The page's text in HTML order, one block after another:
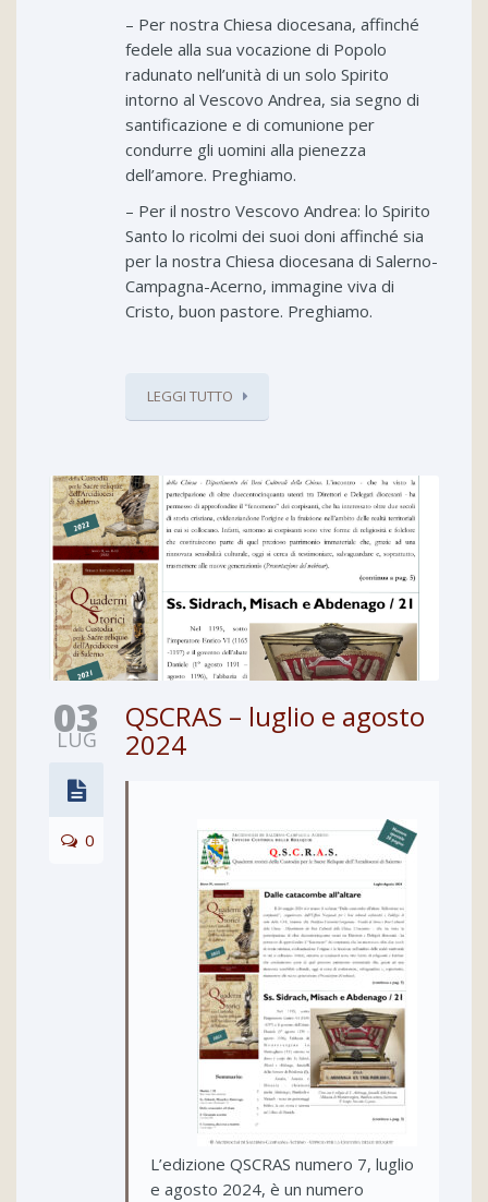
– Per nostra Chiesa diocesana, affinché
fedele alla sua vocazione di Popolo
radunato nell’unità di un solo Spirito
intorno al Vescovo Andrea, sia segno di
santificazione e di comunione per
condurre gli uomini alla pienezza
dell’amore. Preghiamo.
– Per il nostro Vescovo Andrea: lo Spirito
Santo lo ricolmi dei suoi doni affinché sia
per la nostra Chiesa diocesana di Salerno-
Campagna-Acerno, immagine viva di
Cristo, buon pastore. Preghiamo.
LEGGI TUTTO
03
LUG
0
QSCRAS – luglio e agosto
2024
L’edizione QSCRAS numero 7, luglio
e agosto 2024, è un numero